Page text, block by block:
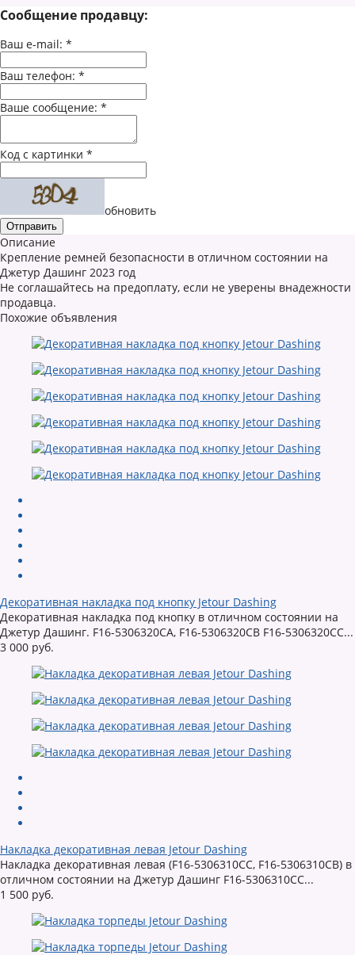
Сообщение продавцу:
Ваш e-mail: *
Ваш телефон: *
Ваше сообщение: *
Код с картинки *
обновить
Описание
Крепление ремней безопасности в отличном состоянии на
Джетур Дашинг 2023 год
Не соглашайтесь на предоплату, если не уверены внадежности
продавца.
Похожие объявления
Декоративная накладка под кнопку Jetour Dashing
Декоративная накладка под кнопку в отличном состоянии на
Джетур Дашинг. F16-5306320CA, F16-5306320CB F16-5306320CC...
3 000 руб.
Накладка декоративная левая Jetour Dashing
Накладка декоративная левая (F16-5306310CC, F16-5306310CB) в
отличном состоянии на Джетур Дашинг F16-5306310CC...
1 500 руб.